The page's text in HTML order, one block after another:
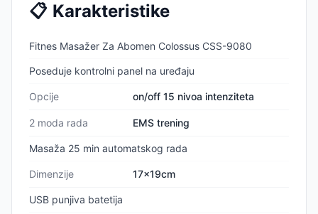
📋 Karakteristike
Fitnes Masažer Za Abomen Colossus CSS-9080
Poseduje kontrolni panel na uređaju
Opcije on/off 15 nivoa intenziteta
2 moda rada EMS trening
Masaža 25 min automatskog rada
Dimenzije 17x19cm
USB punjiva batetija